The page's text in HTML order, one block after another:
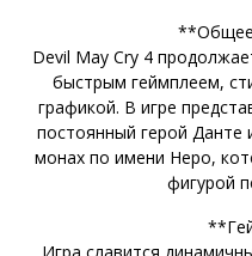
**Общее
Devil May Cry 4
быстрым геймплеем,
графикой. В игре
постоянный герой
монах по имени Неро,
фигурой
Игра славится